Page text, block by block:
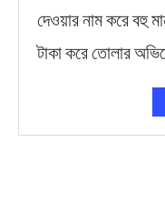
দেওয়ার নাম করে বহু
টাকা করে তোলার